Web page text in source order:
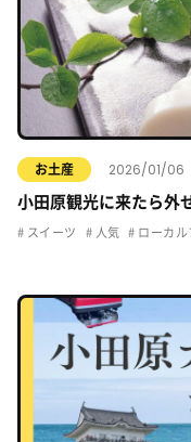
お土産 2026/01/06
小田原観光に来たら外
スイーツ 人気 ローカル